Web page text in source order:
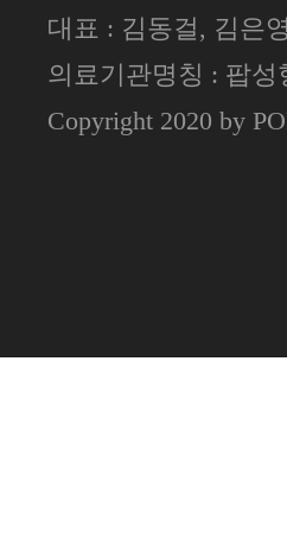
대표 : 김동걸, 김은영
의료기관명칭 : 팝성
Copyright 2020 by